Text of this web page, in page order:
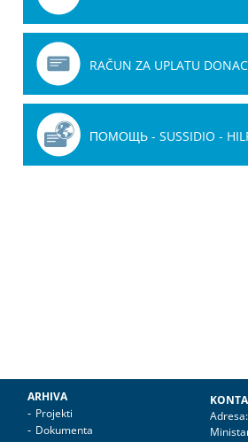
RAČUN ZA UPLATU
ПОМОЩЬ - SUSSIDIO -
ARHIVA
Projekti
Dokumenta
Adresa: